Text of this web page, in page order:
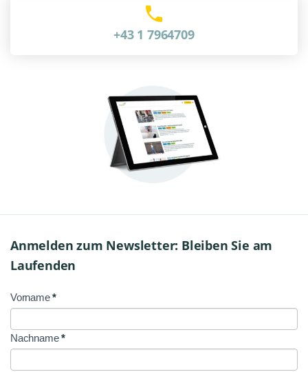
+43 1 7964709
Anmelden zum Newsletter: Bleiben Sie am
Laufenden
NL
Signup
Vorname*
Nachname*